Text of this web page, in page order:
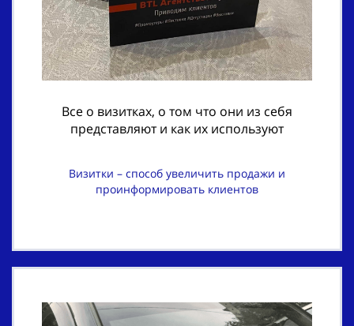
Все о визитках, о том что они из себя
представляют и как их используют
Визитки – способ увеличить продажи и
проинформировать клиентов